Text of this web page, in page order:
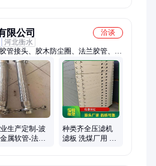
限公司
洽谈
河北衡水
管接头、胶木防尘圈、法兰胶管、耐
橡胶、橡胶软接头
生产定制-波
属软管-法兰
种类齐全压滤机
滤板 洗煤厂用 一